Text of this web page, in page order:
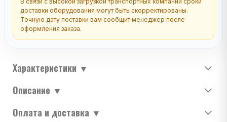
доставки оборудования могут быть скорректированы.
Точную дату поставки вам сообщит менеджер после
оформления заказа.
Характеристики ▼
Описание ▼
Оплата и доставка ▼